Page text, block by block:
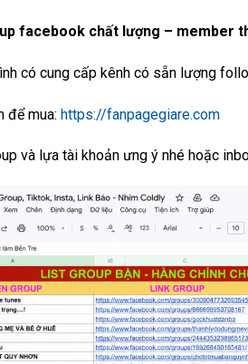
facebook chất lượng – member
có cung cấp kênh có sẵn lượng
để mua: https://fanpagegiare.com
và lựa tài khoản ưng ý nhé hoặc